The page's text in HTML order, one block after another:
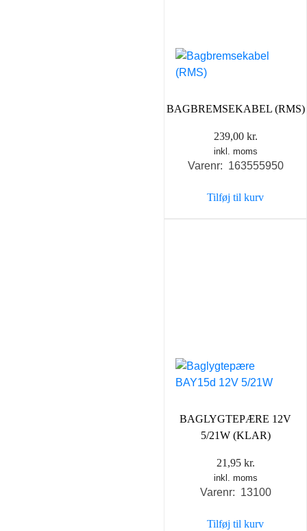
BAGBREMSEKABEL (RMS)
239,00 kr.
inkl. moms
Varenr: 163555950
Tilføj til kurv
BAGLYGTEPÆRE 12V
5/21W (KLAR)
21,95 kr.
inkl. moms
Varenr: 13100
Tilføj til kurv